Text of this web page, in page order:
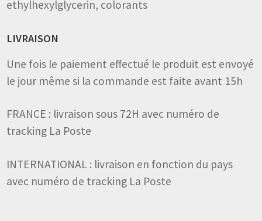
ethylhexylglycerin, colorants
LIVRAISON
Une fois le paiement effectué le produit est envoyé
le jour même si la commande est faite avant 15h
FRANCE : livraison sous 72H avec numéro de
tracking La Poste
INTERNATIONAL : livraison en fonction du pays
avec numéro de tracking La Poste